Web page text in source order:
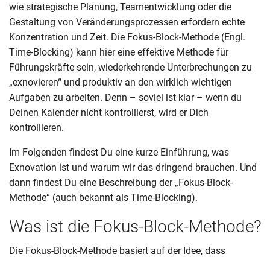
wie strategische Planung, Teamentwicklung oder die
Gestaltung von Veränderungsprozessen erfordern echte
Konzentration und Zeit. Die Fokus-Block-Methode (Engl.
Time-Blocking) kann hier eine effektive Methode für
Führungskräfte sein, wiederkehrende Unterbrechungen zu
„exnovieren“ und produktiv an den wirklich wichtigen
Aufgaben zu arbeiten. Denn – soviel ist klar – wenn du
Deinen Kalender nicht kontrollierst, wird er Dich
kontrollieren.
Im Folgenden findest Du eine kurze Einführung, was
Exnovation ist und warum wir das dringend brauchen. Und
dann findest Du eine Beschreibung der „Fokus-Block-
Methode“ (auch bekannt als Time-Blocking).
Was ist die Fokus-Block-Methode?
Die Fokus-Block-Methode basiert auf der Idee, dass